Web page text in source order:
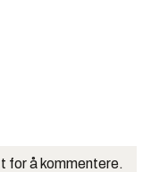
for å kommentere.